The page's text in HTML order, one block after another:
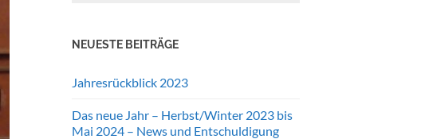
NEUESTE BEITRÄGE
Jahresrückblick 2023
Das neue Jahr – Herbst/Winter 2023 bis
Mai 2024 – News und Entschuldigung